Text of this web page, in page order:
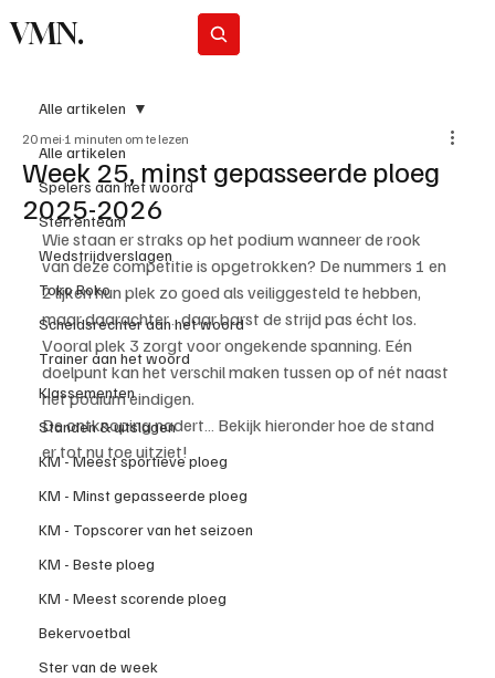
VMN.
Alle artikelen
Spelers aan het woord
Sterrenteam
Wedstrijdverslagen
Toko Roko
Scheidsrechter aan het woord
Trainer aan het woord
Klassementen
Standen & uitslagen
KM - Meest sportieve ploeg
KM - Minst gepasseerde ploeg
KM - Topscorer van het seizoen
KM - Beste ploeg
KM - Meest scorende ploeg
Bekervoetbal
Ster van de week
Alle artikelen
Week 25, minst gepasseerde ploeg
2025-2026
20 mei 1 minuten om te lezen
Wie staan er straks op het podium wanneer de rook
van deze competitie is opgetrokken? De nummers 1 en
2 lijken hun plek zo goed als veiliggesteld te hebben,
maar daarachter… daar barst de strijd pas écht los.
Vooral plek 3 zorgt voor ongekende spanning. Eén
doelpunt kan het verschil maken tussen op of nét naast
het podium eindigen.
De ontknoping nadert… Bekijk hieronder hoe de stand
er tot nu toe uitziet!